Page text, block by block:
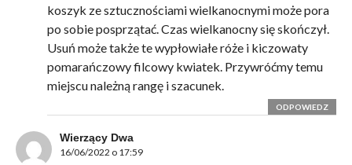
koszyk ze sztucznościami wielkanocnymi może pora
po sobie posprzątać. Czas wielkanocny się skończył.
Usuń może także te wypłowiałe róże i kiczowaty
pomarańczowy filcowy kwiatek. Przywróćmy temu
miejscu należną rangę i szacunek.
ODPOWIEDZ
Wierzący Dwa
16/06/2022 o 17:59